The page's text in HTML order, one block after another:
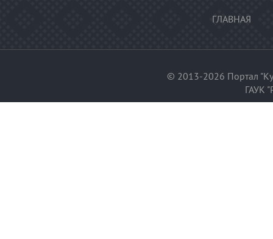
ГЛАВНАЯ
© 2013-2026 Портал
ГАУК